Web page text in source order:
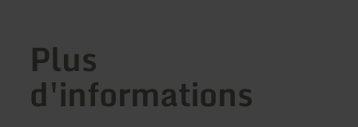
Plus
d'informations